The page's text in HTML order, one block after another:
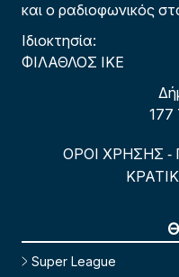
και ο ραδιοφωνικός
Ιδιοκτησία:
ΦΙΛΑΘΛΟΣ ΙΚΕ
177
ΟΡΟΙ ΧΡΗΣΗΣ -
Super League